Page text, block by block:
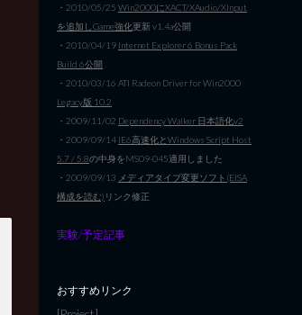
・2010/05/25 Win2000にXACT/XAudio/XInput
を追加しGame強化更新 v1.4a公開
・2010/04/19 Internet Explorer 6 Bonus Pack
Build 6公開
・2010/03/16 ATI Radeon Driver for Win2000
Legacy版 10.2
・2009/11/02 Dependency Walker 日本語化v2
・2009/09/14 IE6高速化とWindows Script Host
5.7 / 5.8の中身をMS09-045適用しました
・2009/09/13 メディアタイプ変更ソフト(EISA
構成を読む) リンク修正
実験/予定記事
おすすめリンク